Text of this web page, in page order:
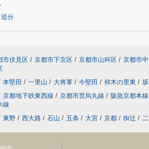
追分
市伏見区 / 京都市下京区 / 京都市山科区 / 京都市
本堅田 / 一里山 / 大将軍 / 今堅田 / 仰木の里東 /
京都地下鉄東西線 / 京都市営烏丸線 / 阪急京都本線
線
東野 / 西大路 / 石山 / 五条 / 大宮 / 京都 / 椥辻 /